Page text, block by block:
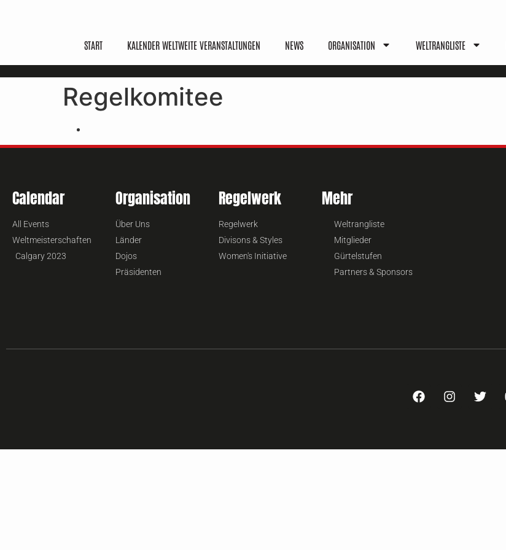
START KALENDER WELTWEITE VERANSTALTUNGEN NEWS ORGANISATION WELTRANGLISTE
Regelkomitee
Calendar
All Events
Weltmeisterschaften
Calgary 2023
Organisation
Über Uns
Länder
Dojos
Präsidenten
Regelwerk
Regelwerk
Divisons & Styles
Women's Initiative
Mehr
Weltrangliste
Mitglieder
Gürtelstufen
Partners & Sponsors